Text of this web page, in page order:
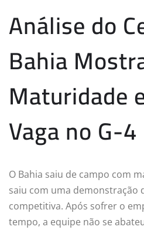
Análise do
Bahia
Maturidade
Vaga no G-4
O Bahia saiu de campo com
saiu com uma demonstração
competitiva. Após sofrer o
tempo, a equipe não se